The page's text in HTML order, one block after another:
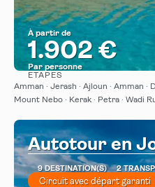
À partir de
1.902 €
Par personne
ÉTAPES
Amman · Jerash · Ajloun · Amman ·
Mount Nebo · Kerak · Petra · Wadi
Autotour en
9 DESTINATION(S) 2
Circuit avec départ garanti